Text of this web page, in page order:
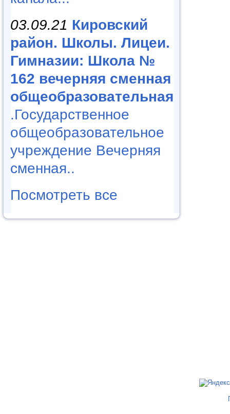
03.09.21 Кировский
район. Школы. Лицеи.
Гимназии: Школа №
162 вечерняя сменная
общеобразовательная
.Государственное
общеобразовательное
учреждение Вечерняя
сменная..
Посмотреть все